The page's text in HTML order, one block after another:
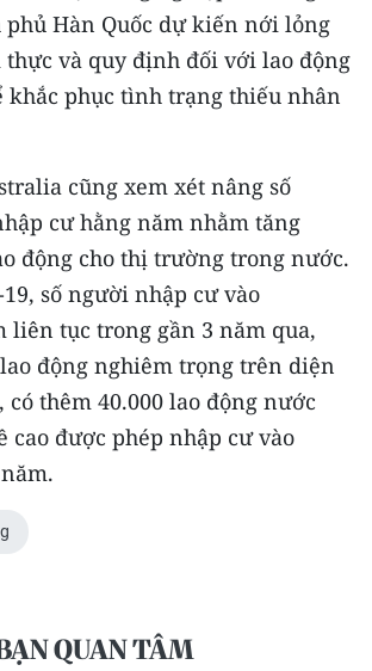
- Công nghệ
núi phía Bắc
Hàn Quốc dự kiến nới lỏng
thực và quy định đối với lao động
khắc phục tình trạng thiếu nhân
cũng xem xét nâng số
cư hằng năm nhằm tăng
động cho thị trường trong nước.
số người nhập cư vào
liên tục trong gần 3 năm qua,
động nghiêm trọng trên diện
thêm 40.000 lao động nước
cao được phép nhập cư vào
QUAN TÂM